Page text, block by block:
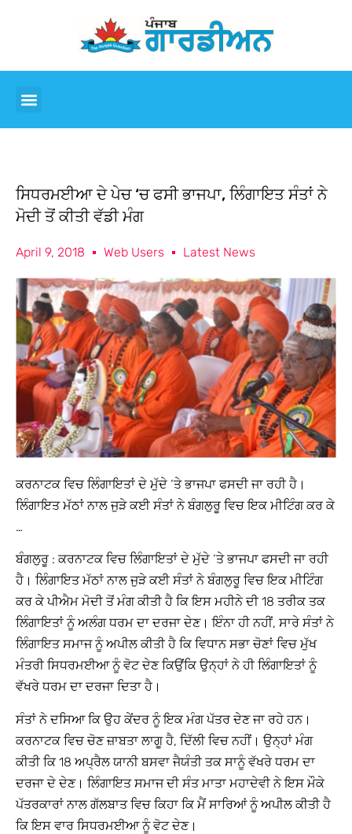
ਸਿਧਰਮਈਆ ਦੇ ਪੇਚ ‘ਚ ਫਸੀ ਭਾਜਪਾ, ਲਿੰਗਾਇਤ ਸੰਤਾਂ ਨੇ
ਮੋਦੀ ਤੋਂ ਕੀਤੀ ਵੱਡੀ ਮੰਗ
April 9, 2018 Web Users Latest News
ਕਰਨਾਟਕ ਵਿਚ ਲਿੰਗਾਇਤਾਂ ਦੇ ਮੁੱਦੇ ‘ਤੇ ਭਾਜਪਾ ਫਸਦੀ ਜਾ ਰਹੀ ਹੈ।
ਲਿੰਗਾਇਤ ਮੱਠਾਂ ਨਾਲ ਜੁੜੇ ਕਈ ਸੰਤਾਂ ਨੇ ਬੰਗਲੁਰੂ ਵਿਚ ਇਕ ਮੀਟਿੰਗ ਕਰ ਕੇ
…
ਬੰਗਲੁਰੂ : ਕਰਨਾਟਕ ਵਿਚ ਲਿੰਗਾਇਤਾਂ ਦੇ ਮੁੱਦੇ ‘ਤੇ ਭਾਜਪਾ ਫਸਦੀ ਜਾ ਰਹੀ
ਹੈ। ਲਿੰਗਾਇਤ ਮੱਠਾਂ ਨਾਲ ਜੁੜੇ ਕਈ ਸੰਤਾਂ ਨੇ ਬੰਗਲੁਰੂ ਵਿਚ ਇਕ ਮੀਟਿੰਗ
ਕਰ ਕੇ ਪੀਐਮ ਮੋਦੀ ਤੋਂ ਮੰਗ ਕੀਤੀ ਹੈ ਕਿ ਇਸ ਮਹੀਨੇ ਦੀ 18 ਤਰੀਕ ਤਕ
ਲਿੰਗਾਇਤਾਂ ਨੂੰ ਅਲੰਗ ਧਰਮ ਦਾ ਦਰਜਾ ਦੇਣ। ਇੰਨਾ ਹੀ ਨਹੀਂ, ਸਾਰੇ ਸੰਤਾਂ ਨੇ
ਲਿੰਗਾਇਤ ਸਮਾਜ ਨੂੰ ਅਪੀਲ ਕੀਤੀ ਹੈ ਕਿ ਵਿਧਾਨ ਸਭਾ ਚੋਣਾਂ ਵਿਚ ਮੁੱਖ
ਮੰਤਰੀ ਸਿਧਰਮਈਆ ਨੂੰ ਵੋਟ ਦੇਣ ਕਿਉਂਕਿ ਉਨ੍ਹਾਂ ਨੇ ਹੀ ਲਿੰਗਾਇਤਾਂ ਨੂੰ
ਵੱਖਰੇ ਧਰਮ ਦਾ ਦਰਜਾ ਦਿਤਾ ਹੈ।
ਸੰਤਾਂ ਨੇ ਦਸਿਆ ਕਿ ਉਹ ਕੇਂਦਰ ਨੂੰ ਇਕ ਮੰਗ ਪੱਤਰ ਦੇਣ ਜਾ ਰਹੇ ਹਨ।
ਕਰਨਾਟਕ ਵਿਚ ਚੋਣ ਜ਼ਾਬਤਾ ਲਾਗੂ ਹੈ, ਦਿੱਲੀ ਵਿਚ ਨਹੀਂ। ਉਨ੍ਹਾਂ ਮੰਗ
ਕੀਤੀ ਕਿ 18 ਅਪ੍ਰੈਲ ਯਾਨੀ ਬਸਵਾ ਜੈਯੰਤੀ ਤਕ ਸਾਨੂੰ ਵੱਖਰੇ ਧਰਮ ਦਾ
ਦਰਜਾ ਦੇ ਦੇਣ। ਲਿੰਗਾਇਤ ਸਮਾਜ ਦੀ ਸੰਤ ਮਾਤਾ ਮਹਾਦੇਵੀ ਨੇ ਇਸ ਮੌਕੇ
ਪੱਤਰਕਾਰਾਂ ਨਾਲ ਗੱਲਬਾਤ ਵਿਚ ਕਿਹਾ ਕਿ ਮੈਂ ਸਾਰਿਆਂ ਨੂੰ ਅਪੀਲ ਕੀਤੀ ਹੈ
ਕਿ ਇਸ ਵਾਰ ਸਿਧਰਮਈਆ ਨੂੰ ਵੋਟ ਦੇਣ।